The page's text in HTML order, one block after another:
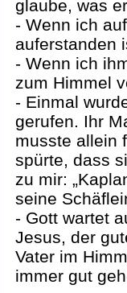
glaube, was
- Wenn ich
auferstanden
- Wenn ich
zum Himmel
- Einmal
gerufen. Ihr
musste allein
spürte, dass
zu mir:
seine
- Gott wartet
Jesus, der
Vater im
immer gut